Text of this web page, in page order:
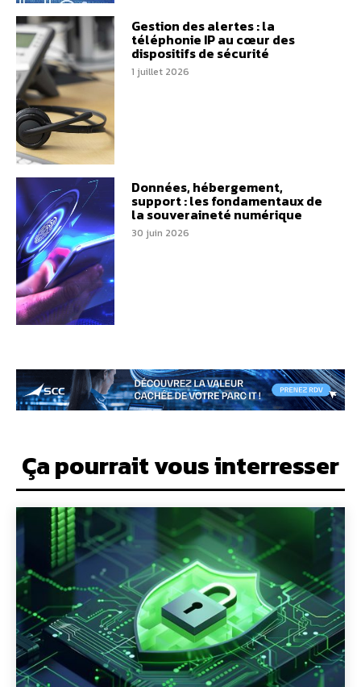
Gestion des alertes : la
téléphonie IP au cœur des
dispositifs de sécurité
1 juillet 2026
Données, hébergement,
support : les fondamentaux de
la souveraineté numérique
30 juin 2026
Ça pourrait vous interresser